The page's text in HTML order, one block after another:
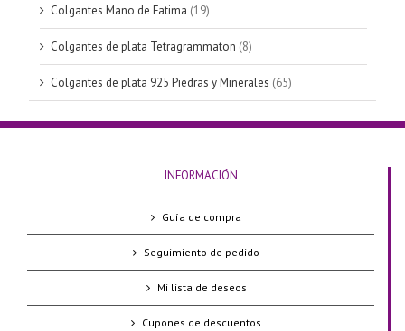
Colgantes Mano de Fatima (19)
Colgantes de plata Tetragrammaton (8)
Colgantes de plata 925 Piedras y Minerales (65)
INFORMACIÓN
Guía de compra
Seguimiento de pedido
Mi lista de deseos
Cupones de descuentos